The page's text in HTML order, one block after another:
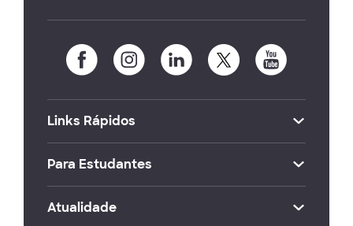
Links Rápidos
Para Estudantes
Atualidade